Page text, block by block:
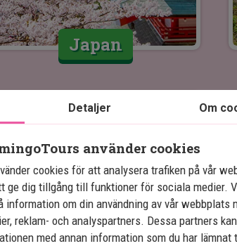
Japan
Detaljer Om
använder cookies
cookies för att analysera trafiken på vår
ge dig tillgång till funktioner för sociala medier.
information om din användning av vår webbplats
reklam- och analyspartners. Dessa partners
med annan information som du har lämnat